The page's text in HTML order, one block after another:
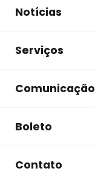
Notícias
Serviços
Comunicação
Boleto
Contato